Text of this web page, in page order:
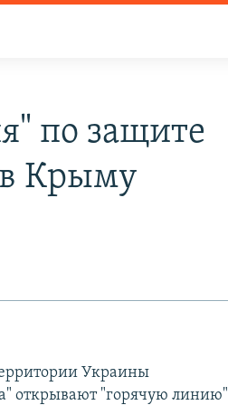
по защите
Крыму
Украины
открывают "горячую линию"